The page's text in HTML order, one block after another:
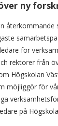
ny
återkommande
för
rektorer från
Högskolan
möjliggör för
på